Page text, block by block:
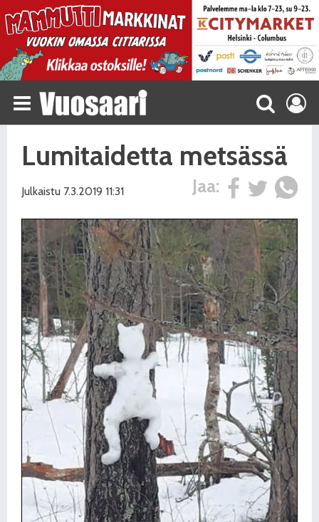
Lumitaidetta metsässä
Jaa:
Julkaistu 7.3.2019 11:31